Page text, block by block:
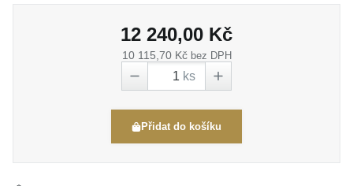
12 240,00 Kč
10 115,70 Kč bez DPH
ks
Přidat do košíku